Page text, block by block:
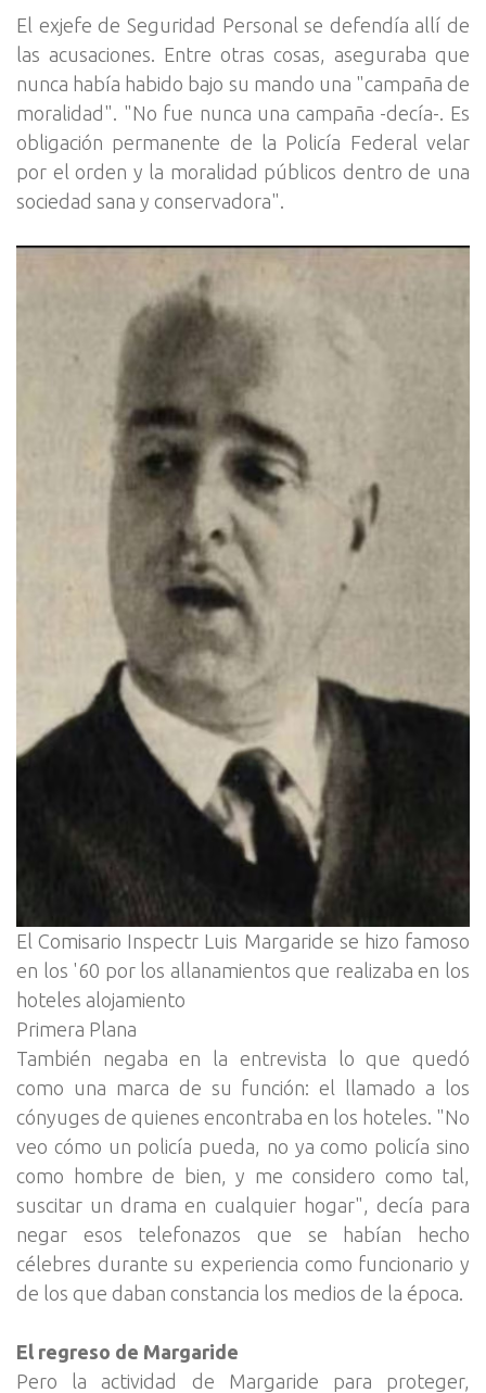
El exjefe de Seguridad Personal se defendía allí de
las acusaciones. Entre otras cosas, aseguraba que
nunca había habido bajo su mando una "campaña de
moralidad". "No fue nunca una campaña -decía-. Es
obligación permanente de la Policía Federal velar
por el orden y la moralidad públicos dentro de una
sociedad sana y conservadora".
El Comisario Inspectr Luis Margaride se hizo famoso
en los '60 por los allanamientos que realizaba en los
hoteles alojamiento
Primera Plana
También negaba en la entrevista lo que quedó
como una marca de su función: el llamado a los
cónyuges de quienes encontraba en los hoteles. "No
veo cómo un policía pueda, no ya como policía sino
como hombre de bien, y me considero como tal,
suscitar un drama en cualquier hogar", decía para
negar esos telefonazos que se habían hecho
célebres durante su experiencia como funcionario y
de los que daban constancia los medios de la época.
El regreso de Margaride
Pero la actividad de Margaride para proteger,